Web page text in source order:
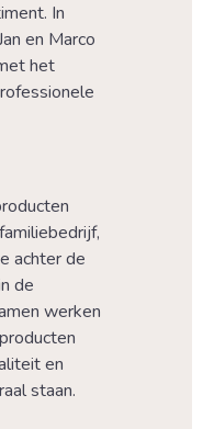
In
en Marco
het
achter de
de
werken
en
staan.